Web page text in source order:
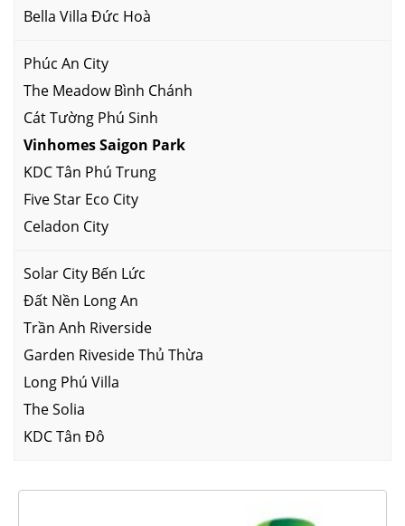
Bella Villa Đức Hoà
Phúc An City
The Meadow Bình Chánh
Cát Tường Phú Sinh
Vinhomes Saigon Park
KDC Tân Phú Trung
Five Star Eco City
Celadon City
Solar City Bến Lức
Đất Nền Long An
Trần Anh Riverside
Garden Riveside Thủ Thừa
Long Phú Villa
The Solia
KDC Tân Đô